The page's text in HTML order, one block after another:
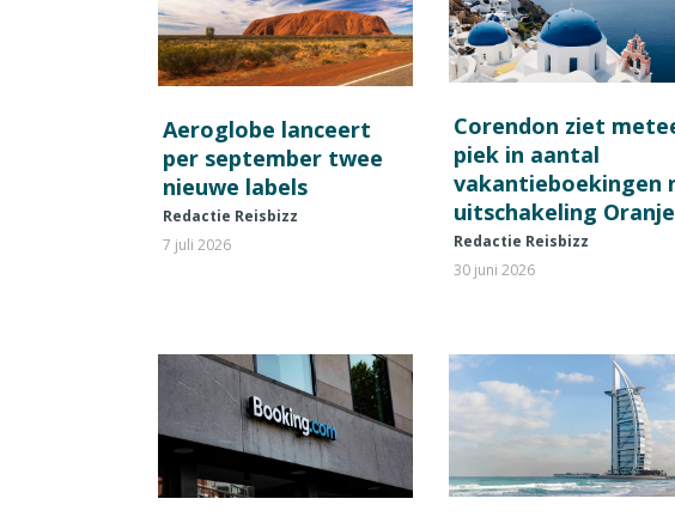
Aeroglobe lanceert
per september twee
nieuwe labels
Redactie Reisbizz
7 juli 2026
Corendon ziet
piek in aantal
vakantieboekingen
uitschakeling Oranje
Redactie Reisbizz
30 juni 2026